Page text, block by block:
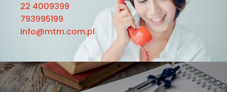
22 4009399
793995199
info@mtm.com.pl